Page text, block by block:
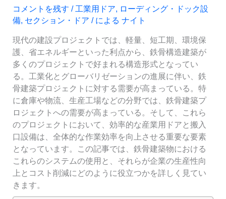
コメントを残す / 工業用ドア, ローディング・ドック設
備, セクション・ドア / による ナイト
現代の建設プロジェクトでは、軽量、短工期、環境保
護、省エネルギーといった利点から、鉄骨構造建築が
多くのプロジェクトで好まれる構造形式となってい
る。工業化とグローバリゼーションの進展に伴い、鉄
骨建築プロジェクトに対する需要が高まっている。特
に倉庫や物流、生産工場などの分野では、鉄骨建築プ
ロジェクトへの需要が高まっている。そして、これら
のプロジェクトにおいて、効率的な産業用ドアと搬入
口設備は、全体的な作業効率を向上させる重要な要素
となっています。この記事では、鉄骨建築物における
これらのシステムの使用と、それらが企業の生産性向
上とコスト削減にどのように役立つかを詳しく見てい
きます。